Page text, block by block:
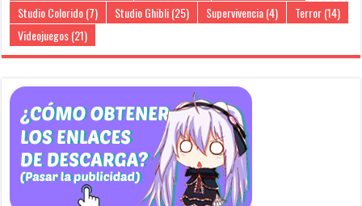
Studio Colorido(7) Studio Ghibli(25) Supervivencia(4) Terror(14)
Videojuegos(21)